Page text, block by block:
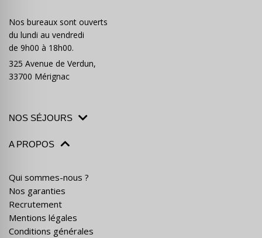
Nos bureaux sont ouverts
du lundi au vendredi
de 9h00 à 18h00.
325 Avenue de Verdun,
33700 Mérignac
NOS SÉJOURS
A PROPOS
Qui sommes-nous ?
Nos garanties
Recrutement
Mentions légales
Conditions générales